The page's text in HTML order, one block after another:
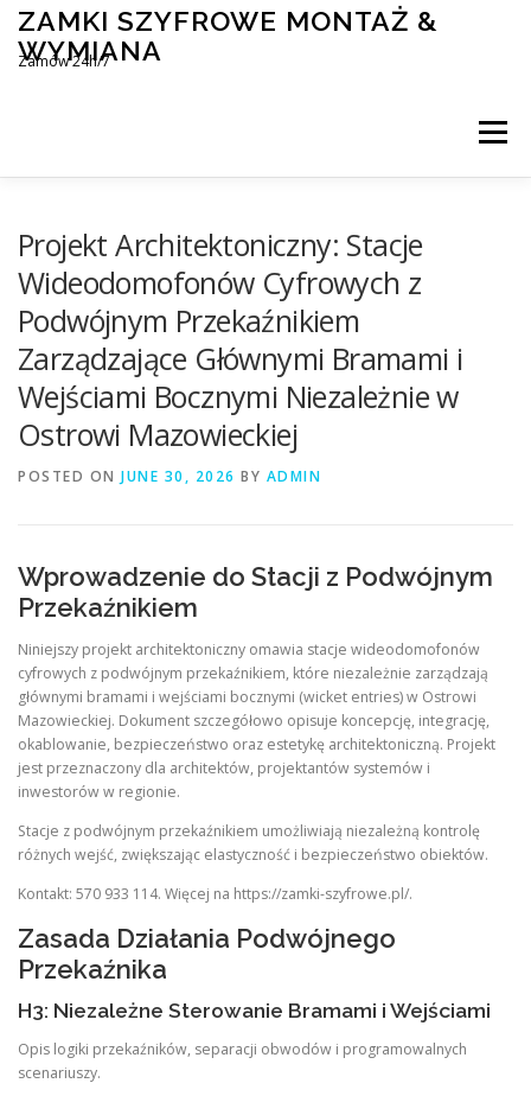
Skip
content
ZAMKI SZYFROWE MONTAŻ &
WYMIANA
Zamów 24h/7
Menu
BLOG KONTAKT
Projekt Architektoniczny: Stacje
Wideodomofonów Cyfrowych z
Podwójnym Przekaźnikiem
Zarządzające Głównymi Bramami i
Wejściami Bocznymi Niezależnie w
Ostrowi Mazowieckiej
POSTED ON JUNE 30, 2026 BY ADMIN
Wprowadzenie do Stacji z Podwójnym
Przekaźnikiem
Niniejszy projekt architektoniczny omawia stacje wideodomofonów
cyfrowych z podwójnym przekaźnikiem, które niezależnie zarządzają
głównymi bramami i wejściami bocznymi (wicket entries) w Ostrowi
Mazowieckiej. Dokument szczegółowo opisuje koncepcję, integrację,
okablowanie, bezpieczeństwo oraz estetykę architektoniczną. Projekt
jest przeznaczony dla architektów, projektantów systemów i
inwestorów w regionie.
Stacje z podwójnym przekaźnikiem umożliwiają niezależną kontrolę
różnych wejść, zwiększając elastyczność i bezpieczeństwo obiektów.
Kontakt: 570 933 114. Więcej na https://zamki-szyfrowe.pl/.
Zasada Działania Podwójnego
Przekaźnika
H3: Niezależne Sterowanie Bramami i Wejściami
Opis logiki przekaźników, separacji obwodów i programowalnych
scenariuszy.